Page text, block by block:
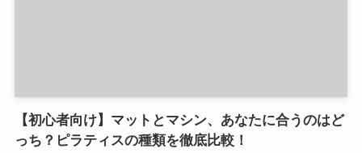
【初心者向け】マットとマシン、あなたに合うのはど
っち？ピラティスの種類を徹底比較！